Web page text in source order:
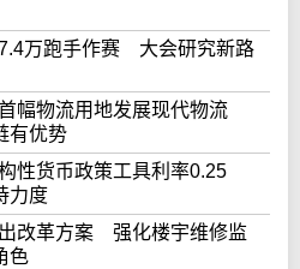
万跑手作赛 大会研究新路
幅物流用地发展现代物流
有优势
性货币政策工具利率0.25
力度
改革方案 强化楼宇维修监
色